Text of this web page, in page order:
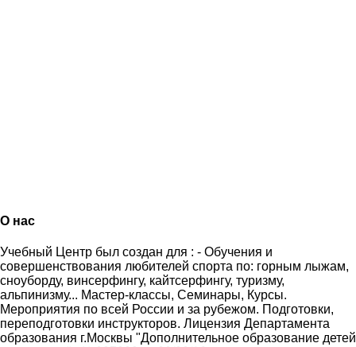
О нас
Учебный Центр был создан для : - Обучения и
совершенствования любителей спорта по: горным лыжам,
сноуборду, винсерфингу, кайтсерфингу, туризму,
альпинизму... Мастер-классы, Семинары, Курсы.
Мероприятия по всей России и за рубежом. Подготовки,
переподготовки инструкторов. Лицензия Департамента
образования г.Москвы "Дополнительное образование детей